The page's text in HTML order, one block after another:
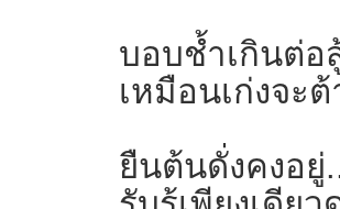
บอบช้ำเกินต่อ
เหมือนเก่งจะ
ยืนต้นดั่งคงอยู่